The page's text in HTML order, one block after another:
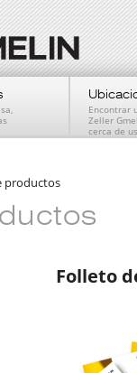
Encontrar
Zeller
cerca de
productos
Folleto